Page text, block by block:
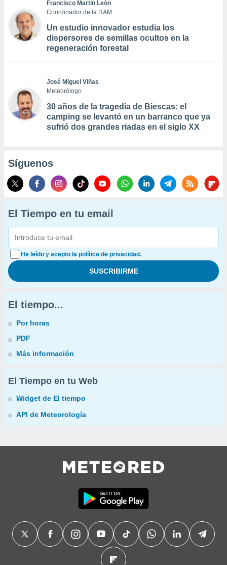
Francisco Martín León
Coordinador de la RAM
Un estudio innovador estudia los
dispersores de semillas ocultos en la
regeneración forestal
José Miguel Viñas
Meteorólogo
30 años de la tragedia de Biescas: el
camping se levantó en un barranco que ya
sufrió dos grandes riadas en el siglo XX
Síguenos
El Tiempo en tu email
He leído y acepto la política de privacidad.
El tiempo...
Por horas
PDF
Más información
El Tiempo en tu Web
Widget de El tiempo
API de Meteorología